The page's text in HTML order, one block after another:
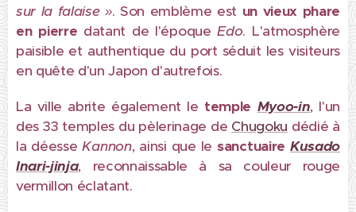
sur la falaise ». Son emblème est un vieux phare
en pierre datant de l'époqueEdo. L'atmosphère
paisible et authentique du port séduit les visiteurs
en quête d'un Japon d'autrefois.
La ville abrite également le temple Myoo-in, l'un
des 33 temples du pèlerinage de Chugoku dédié à
la déesseKannon, ainsi que lesanctuaire Kusado
Inari-jinja, reconnaissable à sa couleur rouge
vermillon éclatant.